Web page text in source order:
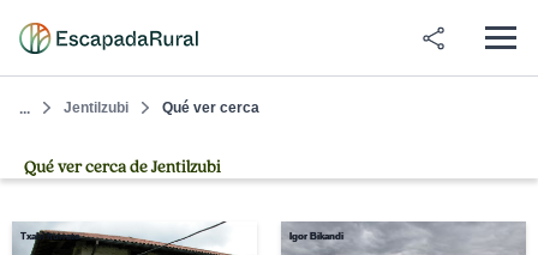
... Jentilzubi Qué ver cerca
Qué ver cerca de Jentilzubi
Txabi Iturrate Igor Bikandi